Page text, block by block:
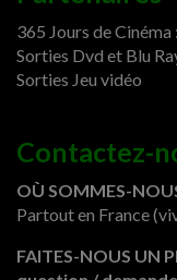
365 Jours de
Sorties Dvd et Blu
Sorties Jeu vidéo
Contactez-
OÙ SOMMES-
Partout en France
FAITES-NOUS UN